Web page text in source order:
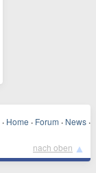
· Home · Forum · News ·
nach oben ▲